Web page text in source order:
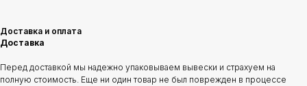
Доставка и оплата
Доставка
Перед доставкой мы надежно упаковываем вывески и страхуем на
полную стоимость. Еще ни один товар не был поврежден в процессе